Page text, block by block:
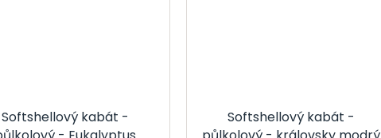
Softshellový kabát -
Softshellový kabát -